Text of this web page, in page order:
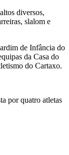
diversos,
slalom e
de Infância do
da Casa do
do Cartaxo.
por quatro atletas